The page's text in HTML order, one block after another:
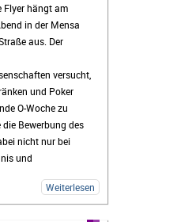
Flyer hängt am
in der Mensa
aus. Der
versucht,
und Poker
O-Woche zu
die Bewerbung des
nicht nur bei
und
Weiterlesen